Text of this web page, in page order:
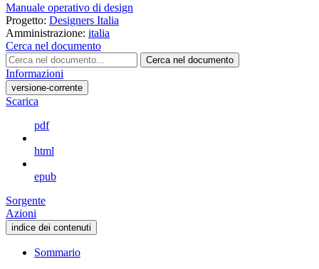
Manuale operativo di design
Progetto: Designers Italia
Amministrazione: italia
Cerca nel documento
Cerca nel documento
Informazioni
versione-corrente
Scarica
pdf
html
epub
Sorgente
Azioni
indice dei contenuti
Sommario